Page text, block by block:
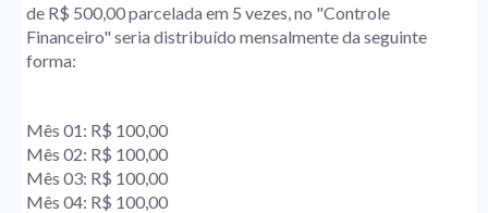
de R$ 500,00 parcelada em 5 vezes, no "Controle
Financeiro" seria distribuído mensalmente da seguinte
forma:
Mês 01: R$ 100,00
Mês 02: R$ 100,00
Mês 03: R$ 100,00
Mês 04: R$ 100,00